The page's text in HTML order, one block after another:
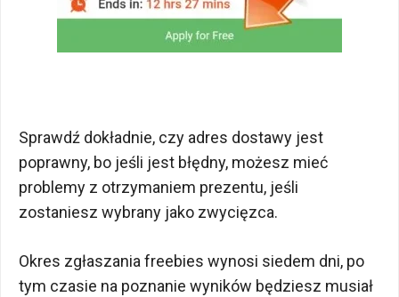
Sprawdź dokładnie, czy adres dostawy jest
poprawny, bo jeśli jest błędny, możesz mieć
problemy z otrzymaniem prezentu, jeśli
zostaniesz wybrany jako zwycięzca.
Okres zgłaszania freebies wynosi siedem dni, po
tym czasie na poznanie wyników będziesz musiał